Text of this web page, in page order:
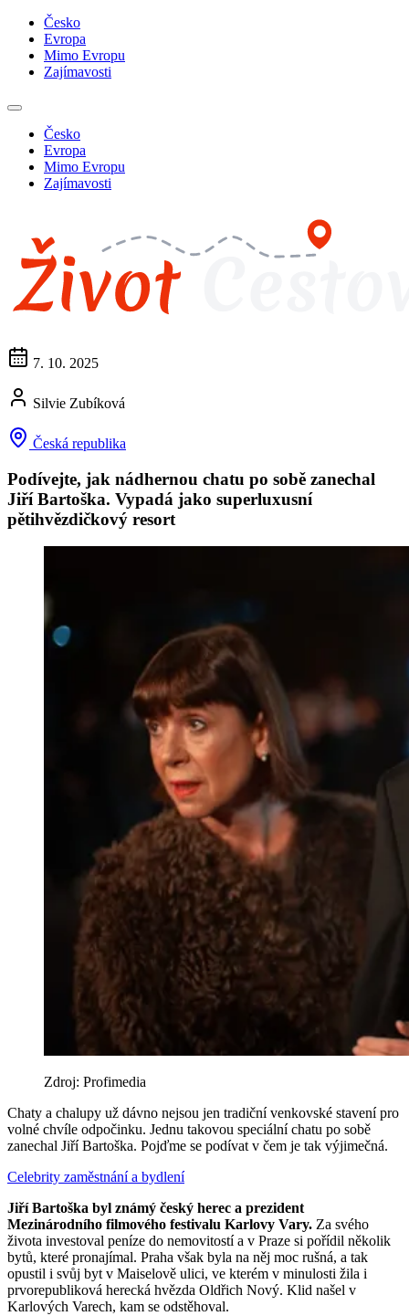
Česko
Evropa
Mimo Evropu
Zajímavosti
Česko
Evropa
Mimo Evropu
Zajímavosti
7. 10. 2025
Silvie Zubíková
Česká republika
Podívejte, jak nádhernou chatu po sobě zanechal
Jiří Bartoška. Vypadá jako superluxusní
pětihvězdičkový resort
Zdroj: Profimedia
Chaty a chalupy už dávno nejsou jen tradiční venkovské stavení pro
volné chvíle odpočinku. Jednu takovou speciální chatu po sobě
zanechal Jiří Bartoška. Pojďme se podívat v čem je tak výjimečná.
Celebrity zaměstnání a bydlení
Jiří Bartoška byl známý český herec a prezident
Mezinárodního filmového festivalu Karlovy Vary. Za svého
života investoval peníze do nemovitostí a v Praze si pořídil několik
bytů, které pronajímal. Praha však byla na něj moc rušná, a tak
opustil i svůj byt v Maiselově ulici, ve kterém v minulosti žila i
prvorepubliková herecká hvězda Oldřich Nový. Klid našel v
Karlových Varech, kam se odstěhoval.